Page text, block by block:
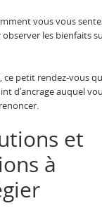
vous vous
les bienfaits
ce petit rendez-vous
d’ancrage auquel
et
à